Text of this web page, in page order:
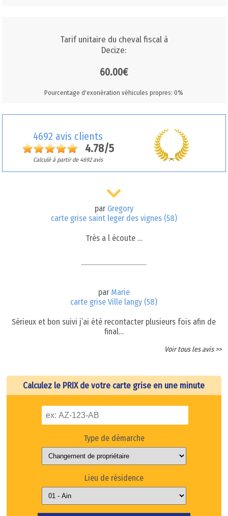
Tarif unitaire du cheval fiscal à
Decize:
60.00€
Pourcentage d'exonération véhicules propres: 0%
4692 avis clients
4.78/5
Calculé à partir de 4692 avis
par Gregory
carte grise saint leger des vignes (58)
Très a l écoute …
par Marie
carte grise Ville langy (58)
Sérieux et bon suivi j’ai été recontacter plusieurs fois afin de
final…
Voir tous les avis >>
Calculez le PRIX de votre carte grise en une minute
Type de démarche
Lieu de résidence